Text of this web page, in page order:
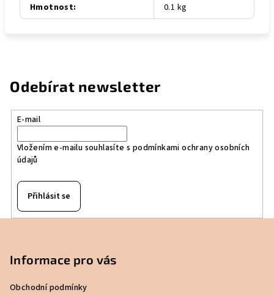
Hmotnost: 0.1 kg
Odebírat newsletter
E-mail
Vložením e-mailu souhlasíte s podmínkami ochrany osobních
údajů
Přihlásit se
Informace pro vás
Obchodní podmínky